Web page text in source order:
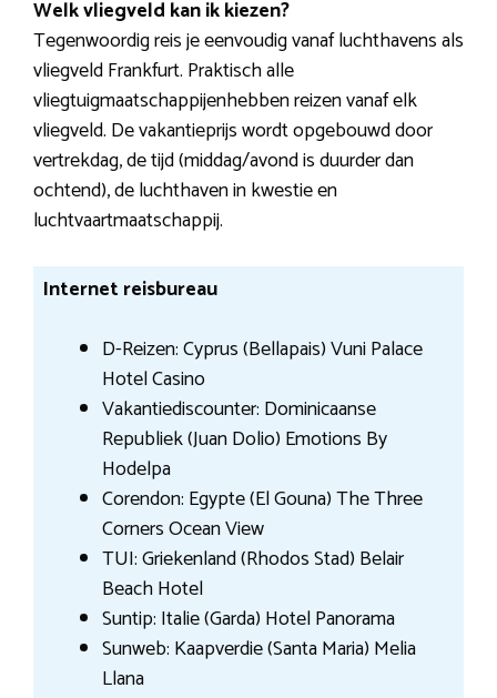
Welk vliegveld kan ik kiezen?
Tegenwoordig reis je eenvoudig vanaf luchthavens als
vliegveld Frankfurt. Praktisch alle
vliegtuigmaatschappijenhebben reizen vanaf elk
vliegveld. De vakantieprijs wordt opgebouwd door
vertrekdag, de tijd (middag/avond is duurder dan
ochtend), de luchthaven in kwestie en
luchtvaartmaatschappij.
Internet reisbureau
D-Reizen: Cyprus (Bellapais) Vuni Palace
Hotel Casino
Vakantiediscounter: Dominicaanse
Republiek (Juan Dolio) Emotions By
Hodelpa
Corendon: Egypte (El Gouna) The Three
Corners Ocean View
TUI: Griekenland (Rhodos Stad) Belair
Beach Hotel
Suntip: Italie (Garda) Hotel Panorama
Sunweb: Kaapverdie (Santa Maria) Melia
Llana